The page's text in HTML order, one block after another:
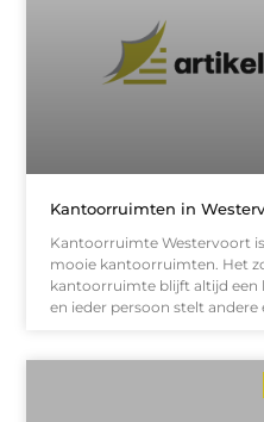
Kantoorruimten in
Kantoorruimte Westervoort
mooie kantoorruimten. Het
kantoorruimte blijft altijd een
en ieder persoon stelt andere